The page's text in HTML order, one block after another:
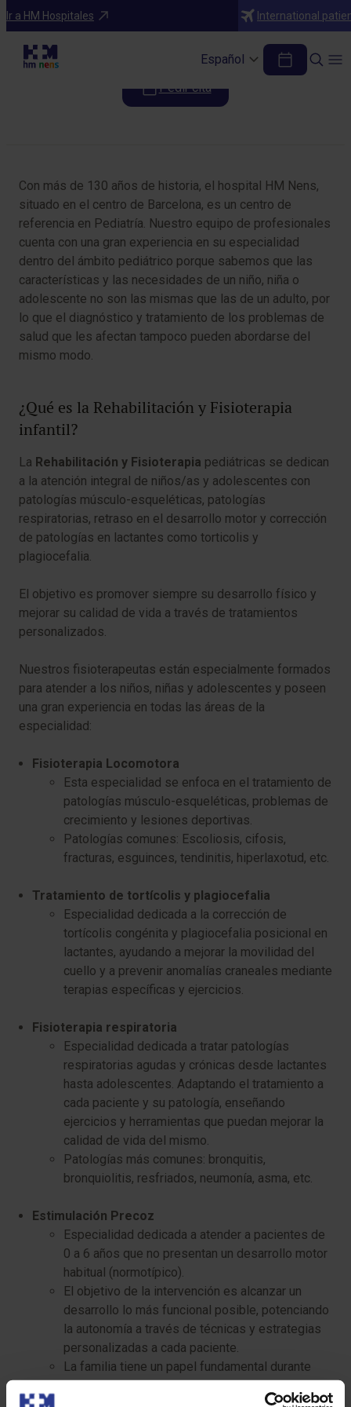
Ir a HM Hospitales International
Español
Especialidades
Rehabilitación y Fisioterapia
Pedir cita
Con más de 130 años de historia, el hospital HM Nens,
situado en el centro de Barcelona, es un centro de
referencia en Pediatría. Nuestro equipo de profesionales
cuenta con una gran experiencia en su especialidad
dentro del ámbito pediátrico porque sabemos que las
características y las necesidades de un niño, niña o
adolescente no son las mismas que las de un adulto, por
lo que el diagnóstico y tratamiento de los problemas de
salud que les afectan tampoco pueden abordarse del
mismo modo.
¿Qué es la Rehabilitación y Fisioterapia
infantil?
La Rehabilitación y Fisioterapia pediátricas se dedican
a la atención integral de niños/as y adolescentes con
patologías músculo-esqueléticas, patologías
respiratorias, retraso en el desarrollo motor y corrección
de patologías en lactantes como torticolis y
plagiocefalia.
El objetivo es promover siempre su desarrollo físico y
mejorar su calidad de vida a través de tratamientos
personalizados.
Nuestros fisioterapeutas están especialmente formados
para atender a los niños, niñas y adolescentes y poseen
una gran experiencia en todas las áreas de la
especialidad:
Fisioterapia Locomotora
Esta especialidad se enfoca en el tratamiento de
patologías músculo-esqueléticas, problemas de
crecimiento y lesiones deportivas.
Patologías comunes: Escoliosis, cifosis,
fracturas, esguinces, tendinitis, hiperlaxotud, etc.
Tratamiento de tortícolis y plagiocefalia
Especialidad dedicada a la corrección de
tortícolis congénita y plagiocefalia posicional en
lactantes, ayudando a mejorar la movilidad del
cuello y a prevenir anomalías craneales mediante
terapias específicas y ejercicios.
Fisioterapia respiratoria
Especialidad dedicada a tratar patologías
respiratorias agudas y crónicas desde lactantes
hasta adolescentes. Adaptando el tratamiento a
cada paciente y su patología, enseñando
ejercicios y herramientas que puedan mejorar la
calidad de vida del mismo.
Patologías más comunes: bronquitis,
bronquiolitis, resfriados, neumonía, asma, etc.
Estimulación Precoz
Especialidad dedicada a atender a pacientes de
0 a 6 años que no presentan un desarrollo motor
habitual (normotípico).
El objetivo de la intervención es alcanzar un
desarrollo lo más funcional posible, potenciando
la autonomía a través de técnicas y estrategias
personalizadas a cada paciente.
La familia tiene un papel fundamental durante
todo el tratamiento, ya que acordamos objetivos